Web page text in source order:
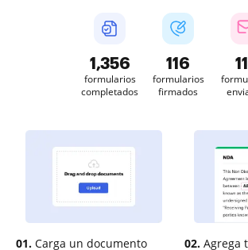
1,356
formularios
completados
116
formularios
firmados
01. Carga un documento
02. Agrega